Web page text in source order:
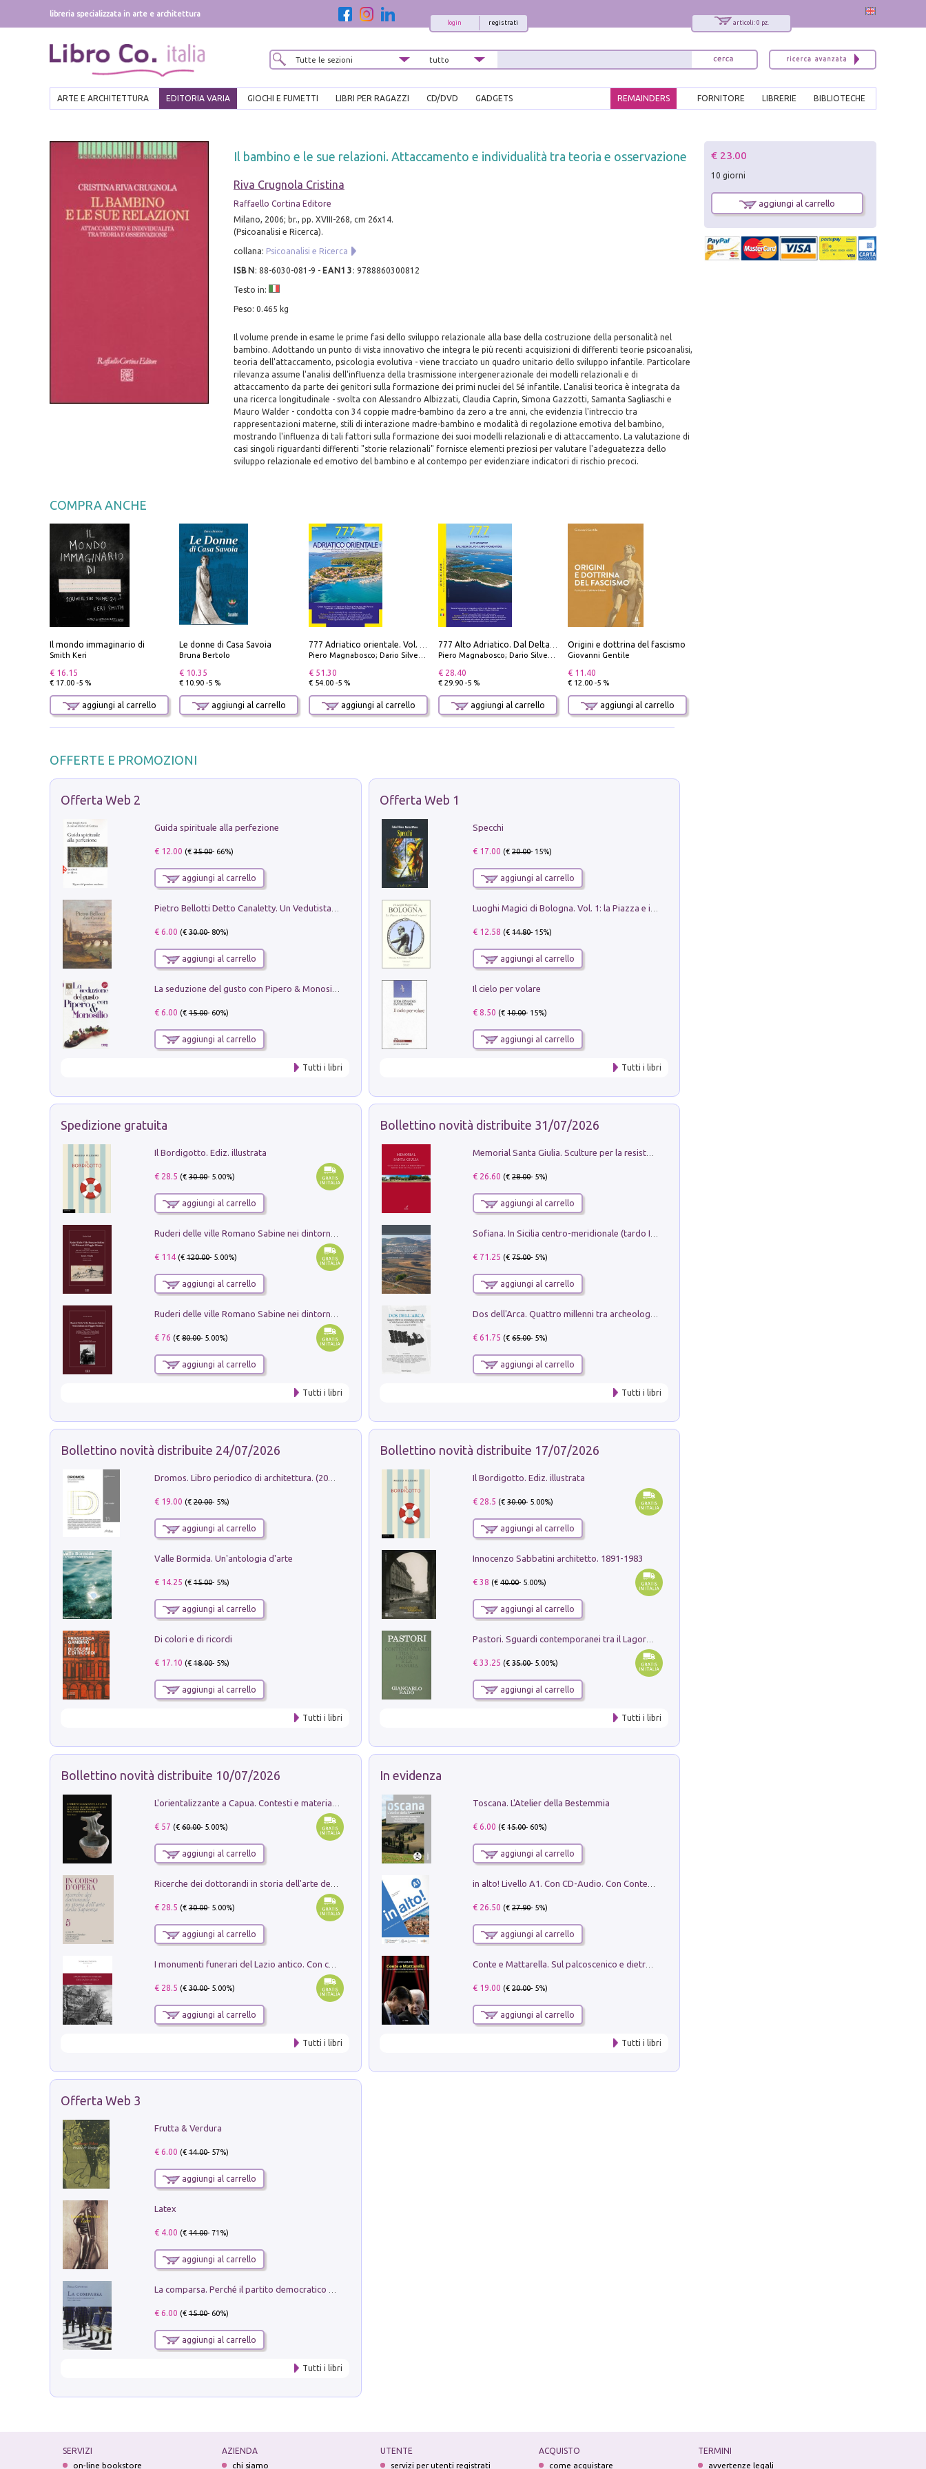
libreria specializzata in arte e architettura
articoli: 0 pz.
registrati
login
ARTE E ARCHITETTURA EDITORIA VARIA GIOCHI E FUMETTI LIBRI PER RAGAZZI CD/DVD GADGETS BIBLIOTECHE
LIBRERIE
FORNITORE
REMAINDERS
Il bambino e le sue relazioni. Attaccamento e individualità tra teoria e osservazione
Riva Crugnola Cristina
Raffaello Cortina Editore
Milano, 2006; br., pp. XVIII-268, cm 26x14.
(Psicoanalisi e Ricerca).
collana: Psicoanalisi e Ricerca
ISBN : 88-6030-081-9 - EAN13 : 9788860300812
Testo in:
Peso: 0.465 kg
Il volume prende in esame le prime fasi dello sviluppo relazionale alla base della costruzione della personalità nel
bambino. Adottando un punto di vista innovativo che integra le più recenti acquisizioni di differenti teorie psicoanalisi,
teoria dell'attaccamento, psicologia evolutiva - viene tracciato un quadro unitario dello sviluppo infantile. Particolare
rilevanza assume l'analisi dell'influenza della trasmissione intergenerazionale dei modelli relazionali e di
attaccamento da parte dei genitori sulla formazione dei primi nuclei del Sé infantile. L'analisi teorica è integrata da
una ricerca longitudinale - svolta con Alessandro Albizzati, Claudia Caprin, Simona Gazzotti, Samanta Sagliaschi e
Mauro Walder - condotta con 34 coppie madre-bambino da zero a tre anni, che evidenzia l'intreccio tra
rappresentazioni materne, stili di interazione madre-bambino e modalità di regolazione emotiva del bambino,
mostrando l'influenza di tali fattori sulla formazione dei suoi modelli relazionali e di attaccamento. La valutazione di
casi singoli riguardanti differenti "storie relazionali" fornisce elementi preziosi per valutare l'adeguatezza dello
sviluppo relazionale ed emotivo del bambino e al contempo per evidenziare indicatori di rischio precoci.
COMPRA ANCHE
Il mondo immaginario di
Smith Keri
€ 16.15
€ 17.00 -5 %
aggiungi al carrello
Le donne di Casa Savoia
Bruna Bertolo
€ 10.35
€ 10.90 -5 %
aggiungi al carrello
Piero Magnabosco; Dario Silvestro; Marco Sbrizzi
€ 51.30
€ 54.00 -5 %
aggiungi al carrello
Piero Magnabosco; Dario Silvestro; Marco Sbrizzi
€ 28.40
€ 29.90 -5 %
aggiungi al carrello
Origini e dottrina del fascismo
Giovanni Gentile
€ 11.40
€ 12.00 -5 %
aggiungi al carrello
OFFERTE E PROMOZIONI
Offerta Web 2
Guida spirituale alla perfezione
€ 12.00 (€35.00- 66%)
aggiungi al carrello
€ 6.00 (€30.00- 80%)
aggiungi al carrello
€ 6.00 (€15.00- 60%)
aggiungi al carrello
Tutti i libri
Offerta Web 1
Specchi
€ 17.00 (€20.00- 15%)
aggiungi al carrello
€ 12.58 (€14.80- 15%)
aggiungi al carrello
Il cielo per volare
€ 8.50 (€10.00- 15%)
aggiungi al carrello
Tutti i libri
Spedizione gratuita
Il Bordigotto. Ediz. illustrata
€ 28.5 (€30.00- 5.00%)
aggiungi al carrello
€ 114(€120.00- 5.00%)
aggiungi al carrello
€ 76 (€80.00- 5.00%)
aggiungi al carrello
Tutti i libri
Bollettino novità distribuite 31/07/2026
€ 26.60 (€28.00- 5%)
aggiungi al carrello
€ 71.25 (€75.00- 5%)
aggiungi al carrello
€ 61.75 (€65.00- 5%)
aggiungi al carrello
Tutti i libri
Bollettino novità distribuite 24/07/2026
Dromos. Libro periodico di architettura. (2026). Vol. 15: Post-model
€ 19.00 (€20.00- 5%)
aggiungi al carrello
Valle Bormida. Un'antologia d'arte
€ 14.25 (€15.00- 5%)
aggiungi al carrello
Di colori e di ricordi
€ 17.10 (€18.00- 5%)
aggiungi al carrello
Tutti i libri
Bollettino novità distribuite 17/07/2026
Il Bordigotto. Ediz. illustrata
€ 28.5 (€30.00- 5.00%)
aggiungi al carrello
Innocenzo Sabbatini architetto. 1891-1983
€ 38 (€40.00- 5.00%)
aggiungi al carrello
€ 33.25 (€35.00- 5.00%)
aggiungi al carrello
Tutti i libri
Bollettino novità distribuite 10/07/2026
€ 57 (€60.00- 5.00%)
aggiungi al carrello
€ 28.5 (€30.00- 5.00%)
aggiungi al carrello
I monumenti funerari del Lazio antico. Con cartella con tavole
€ 28.5 (€30.00- 5.00%)
aggiungi al carrello
Tutti i libri
In evidenza
Toscana. L'Atelier della Bestemmia
€ 6.00 (€15.00- 60%)
aggiungi al carrello
€ 26.50 (€27.90- 5%)
aggiungi al carrello
€ 19.00 (€20.00- 5%)
aggiungi al carrello
Tutti i libri
Offerta Web 3
Frutta & Verdura
€ 6.00 (€14.00- 57%)
aggiungi al carrello
Latex
€ 4.00 (€14.00- 71%)
aggiungi al carrello
€ 6.00 (€15.00- 60%)
aggiungi al carrello
Tutti i libri
€ 23.00
10 giorni
aggiungi al carrello
SERVIZI
on-line bookstore
AZIENDA
chi siamo
UTENTE
servizi per utenti registrati
ACQUISTO
come acquistare
TERMINI
avvertenze legali
x
Interessato ai nostri libri?
Sarai informato delle nostre novità, potrai
comunque cancellarti quando desideri.
modulo di iscrizione